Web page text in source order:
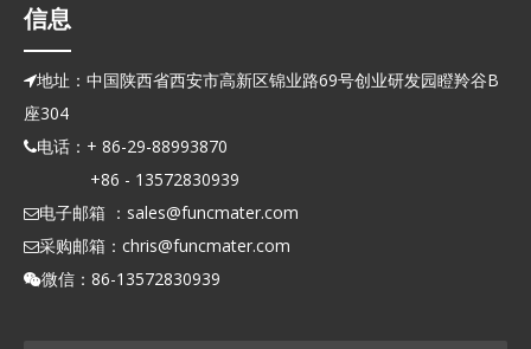
信息
地址：中国陕西省西安市高新区锦业路69号创业研发园瞪羚谷B
座304
电话：+ 86-29-88993870
+86 - 13572830939
电子邮箱 ： sales@funcmater.com
采购邮箱： chris@funcmater.com
微信：86-13572830939